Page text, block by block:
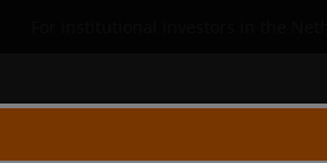
Who we are Insights